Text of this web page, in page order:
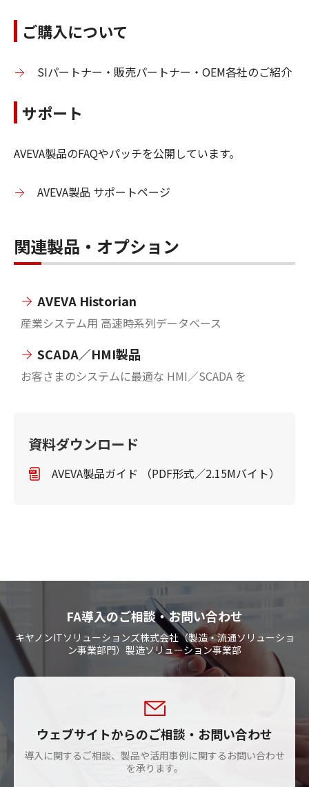
ご購入について
SIパートナー・販売パートナー・OEM各社のご紹介
サポート
AVEVA製品のFAQやパッチを公開しています。
AVEVA製品 サポートページ
関連製品・オプション
AVEVA Historian
産業システム用 高速時系列データベース
SCADA／HMI製品
お客さまのシステムに最適な HMI／SCADA を
資料ダウンロード
AVEVA製品ガイド （PDF形式／2.15Mバイト）
FA導入のご相談・お問い合わせ
キヤノンITソリューションズ株式会社（製造・流通ソリューショ
ン事業部門）製造ソリューション事業部
ウェブサイトからのご相談・お問い合わせ
導入に関するご相談、製品や活用事例に関するお問い合わせ
を承ります。